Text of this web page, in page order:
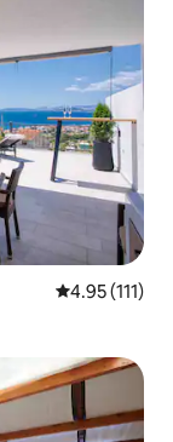
औसत रेटिंग 5 में से
4.95 (111)